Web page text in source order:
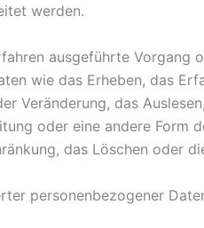
werden.
ausgeführte Vorgang
wie das Erheben, das
Veränderung, das
oder eine andere Form
das Löschen oder
personenbezogener